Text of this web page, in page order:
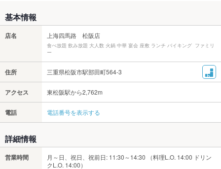
基本情報
店名 上海四馬路 松阪店
食べ放題 飲み放題 大人数 火鍋 中華 宴会 座敷 ランチ バイキング ファミリ
ー
住所 三重県松阪市駅部田町564-3
アクセス 東松阪駅から2,762m
電話 電話番号を表示する
詳細情報
営業時間
月～日、祝日、祝前日: 11:30～14:30 （料理L.O. 14:00 ドリン
クL.O. 14:00）